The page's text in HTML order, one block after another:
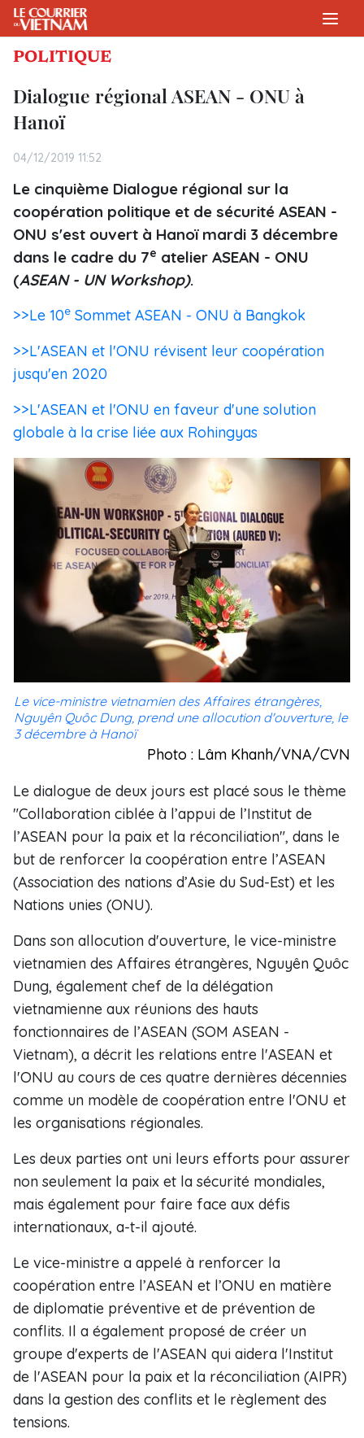
POLITIQUE
Dialogue régional ASEAN - ONU à
Hanoï
04/12/2019 11:52
Le cinquième Dialogue régional sur la
coopération politique et de sécurité ASEAN -
ONU s'est ouvert à Hanoï mardi 3 décembre
dans le cadre du 7e atelier ASEAN - ONU
(ASEAN - UN Workshop).
>>Le 10e Sommet ASEAN - ONU à Bangkok
>>L'ASEAN et l'ONU révisent leur coopération
jusqu'en 2020
>>L'ASEAN et l'ONU en faveur d'une solution
globale à la crise liée aux Rohingyas
Le vice-ministre vietnamien des Affaires étrangères,
Nguyên Quôc Dung, prend une allocution d'ouverture, le
3 décembre à Hanoï
Photo : Lâm Khanh/VNA/CVN
Le dialogue de deux jours est placé sous le thème
"Collaboration ciblée à l’appui de l’Institut de
l’ASEAN pour la paix et la réconciliation", dans le
but de renforcer la coopération entre l’ASEAN
(Association des nations d’Asie du Sud-Est) et les
Nations unies (ONU).
Dans son allocution d'ouverture, le vice-ministre
vietnamien des Affaires étrangères, Nguyên Quôc
Dung, également chef de la délégation
vietnamienne aux réunions des hauts
fonctionnaires de l’ASEAN (SOM ASEAN -
Vietnam), a décrit les relations entre l'ASEAN et
l'ONU au cours de ces quatre dernières décennies
comme un modèle de coopération entre l'ONU et
les organisations régionales.
Les deux parties ont uni leurs efforts pour assurer
non seulement la paix et la sécurité mondiales,
mais également pour faire face aux défis
internationaux, a-t-il ajouté.
Le vice-ministre a appelé à renforcer la
coopération entre l’ASEAN et l’ONU en matière
de diplomatie préventive et de prévention de
conflits. Il a également proposé de créer un
groupe d'experts de l'ASEAN qui aidera l'Institut
de l'ASEAN pour la paix et la réconciliation (AIPR)
dans la gestion des conflits et le règlement des
tensions.